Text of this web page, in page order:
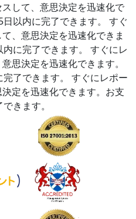
して、意思決定を迅速化で
以内に完了できます。
すぐ
、意思決定を迅速化できま
に完了できます。
すぐにレ
思決定を迅速化できます。
了できます。
すぐにレポー
定を迅速化できます。お支
きます。